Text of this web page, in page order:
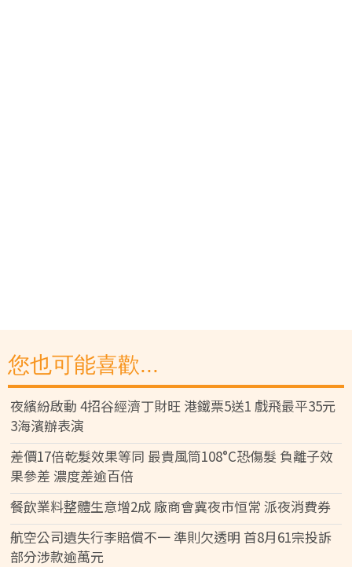
您也可能喜歡...
夜繽紛啟動 4招谷經濟丁財旺 港鐵票5送1 戲飛最平35元
3海濱辦表演
差價17倍乾髮效果等同 最貴風筒108°C恐傷髮 負離子效
果參差 濃度差逾百倍
餐飲業料整體生意增2成 廠商會冀夜市恒常 派夜消費券
航空公司遺失行李賠償不一 準則欠透明 首8月61宗投訴
部分涉款逾萬元